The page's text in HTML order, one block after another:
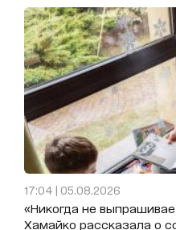
17:04 | 05.08.2026
«Никогда не
Хамайко рассказала о